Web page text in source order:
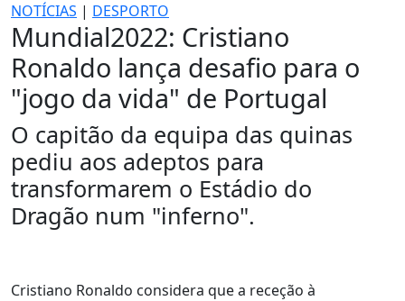
NOTÍCIAS | DESPORTO
Mundial2022: Cristiano
Ronaldo lança desafio para o
"jogo da vida" de Portugal
O capitão da equipa das quinas
pediu aos adeptos para
transformarem o Estádio do
Dragão num "inferno".
Cristiano Ronaldo considera que a receção à